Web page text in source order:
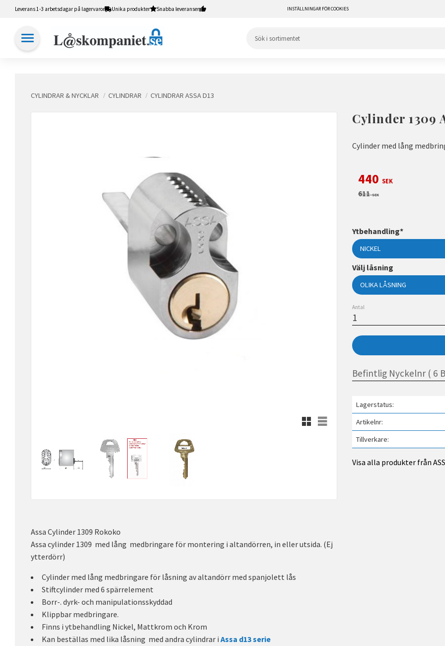
Leverans 1-3 arbetsdagar på lagervaror Unika produkter Snabba leveranser INSTÄLLNINGAR FÖR COOKIES
CYLINDRAR & NYCKLAR CYLINDRAR CYLINDRAR ASSA D13
Cylinder 1309
Cylinder med lång
Rutnätsvy
Listvy
Nedsatt pris:
440 SEK
Ordinarie pris:
611SEK
Ytbehandling*
Välj låsning
Antal
Lagerstatus
Artikelnr
Tillverkare
Visa alla produkter från
Assa Cylinder 1309 Rokoko
Assa cylinder 1309 med lång medbringare för montering i altandörren, in eller utsida. (Ej
ytterdörr)
Cylinder med lång medbringare för låsning av altandörr med spanjolett lås
Stiftcylinder med 6 spärrelement
Borr-. dyrk- och manipulationsskyddad
Klippbar medbringare.
Finns i ytbehandling Nickel, Mattkrom och Krom
Kan beställas med lika låsning med andra cylindrar i Assa d13 serie